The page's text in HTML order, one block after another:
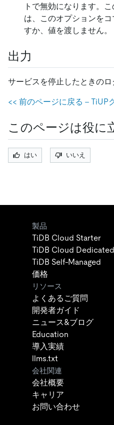
トで無効になります。
は、このオプションを
すか、値を渡しません。
出力
サービスを停止したときのロ
<< 前のページに戻る - TiUP
このページは役に
はい いいえ
製品
TiDB Cloud Starter
TiDB Cloud Dedicated
TiDB Self-Managed
価格
リソース
よくあるご質問
開発者ガイド
ニュース&ブログ
Education
導入実績
llms.txt
会社関連
会社概要
キャリア
お問い合わせ